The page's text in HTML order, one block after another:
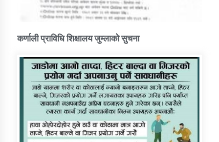
कर्णाली प्राविधि शिक्षालय जुम्लाको सुचना